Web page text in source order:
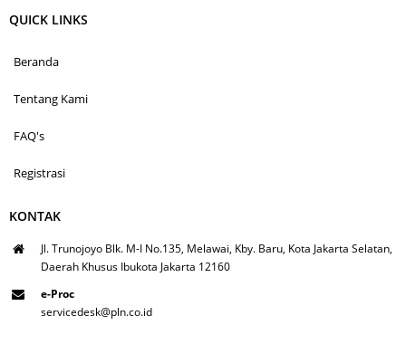
QUICK LINKS
Beranda
Tentang Kami
FAQ's
Registrasi
KONTAK
Jl. Trunojoyo Blk. M-I No.135, Melawai, Kby. Baru, Kota Jakarta Selatan,
Daerah Khusus Ibukota Jakarta 12160
e-Proc
servicedesk@pln.co.id